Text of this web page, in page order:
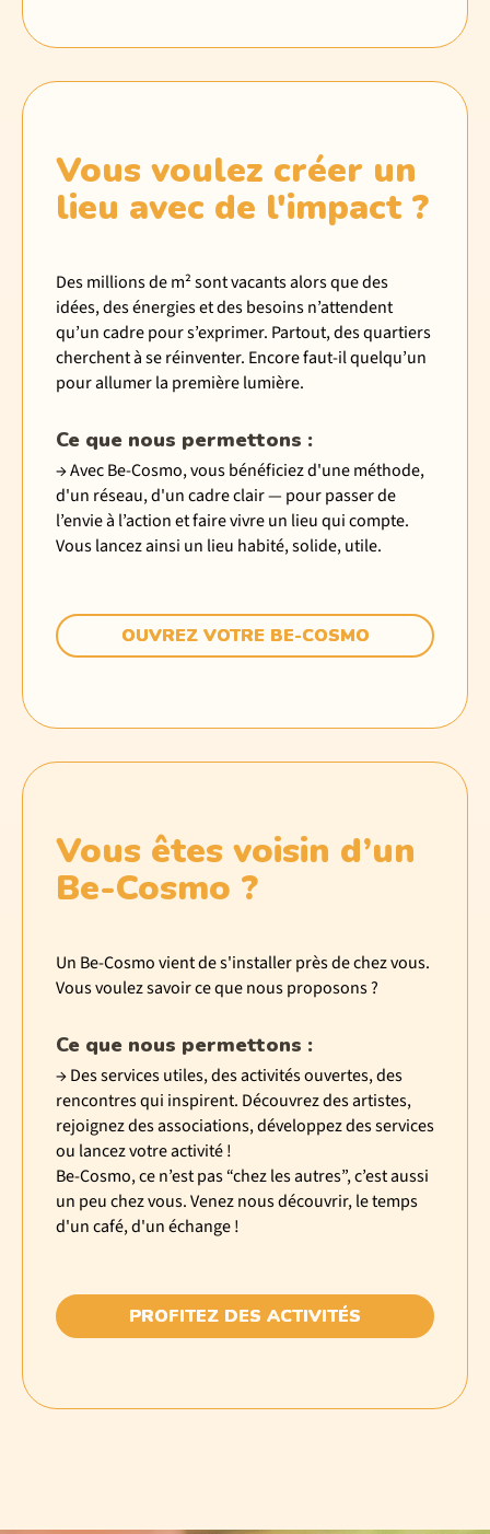
Vous voulez créer un
lieu avec de l'impact ?
Des millions de m² sont vacants alors que des
idées, des énergies et des besoins n’attendent
qu’un cadre pour s’exprimer. Partout, des quartiers
cherchent à se réinventer. Encore faut-il quelqu’un
pour allumer la première lumière.
Ce que nous permettons :
→ Avec Be-Cosmo, vous bénéficiez d'une méthode,
d'un réseau, d'un cadre clair — pour passer de
l’envie à l’action et faire vivre un lieu qui compte.
Vous lancez ainsi un lieu habité, solide, utile.
OUVREZ VOTRE BE-COSMO
Vous êtes voisin d’un
Be-Cosmo ?
Un Be-Cosmo vient de s'installer près de chez vous.
Vous voulez savoir ce que nous proposons ?
Ce que nous permettons :
→ Des services utiles, des activités ouvertes, des
rencontres qui inspirent. Découvrez des artistes,
rejoignez des associations, développez des services
ou lancez votre activité !
Be-Cosmo, ce n’est pas “chez les autres”, c’est aussi
un peu chez vous. Venez nous découvrir, le temps
d'un café, d'un échange !
PROFITEZ DES ACTIVITÉS